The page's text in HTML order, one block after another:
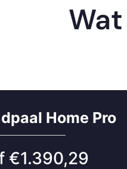
Home Pro
€1.390,29